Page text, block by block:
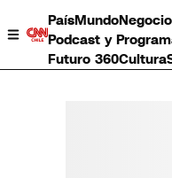
PaísMundo
Podcast y
Futuro 360Cultura